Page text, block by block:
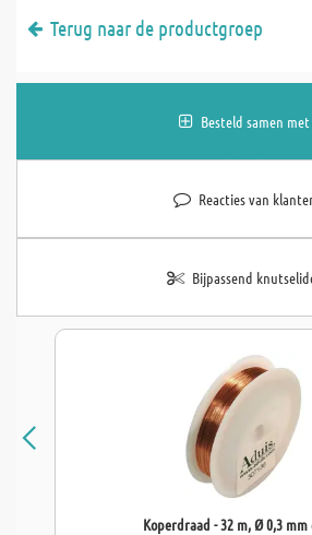
Terug naar de productgroep
Besteld samen met
Reacties van
Bijpassend
Koperdraad - 32 m, Ø 0,3